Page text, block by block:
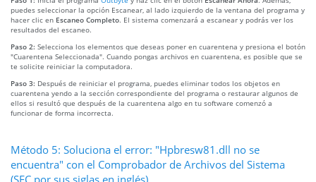
puedes seleccionar la opción Escanear, al lado izquierdo de la ventana del programa y
hacer clic en Escaneo Completo. El sistema comenzará a escanear y podrás ver los
resultados del escaneo.
Paso 2: Selecciona los elementos que deseas poner en cuarentena y presiona el botón
"Cuarentena Seleccionada". Cuando pongas archivos en cuarentena, es posible que se
te solicite reiniciar la computadora.
Paso 3: Después de reiniciar el programa, puedes eliminar todos los objetos en
cuarentena yendo a la sección correspondiente del programa o restaurar algunos de
ellos si resultó que después de la cuarentena algo en tu software comenzó a
funcionar de forma incorrecta.
Método 5: Soluciona el error: "Hpbresw81.dll no se
encuentra" con el Comprobador de Archivos del Sistema
(SFC por sus siglas en inglés)